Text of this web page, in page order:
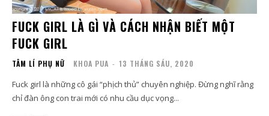
FUCK GIRL LÀ GÌ VÀ CÁCH NHẬN BIẾT MỘT
FUCK GIRL
TÂM LÍ PHỤ NỮ KHOA PUA - 13 THÁNG SÁU, 2020
Fuck girl là những cô gái “phịch thủ” chuyên nghiệp. Đừng nghĩ rằng
chỉ đàn ông con trai mới có nhu cầu dục vọng...